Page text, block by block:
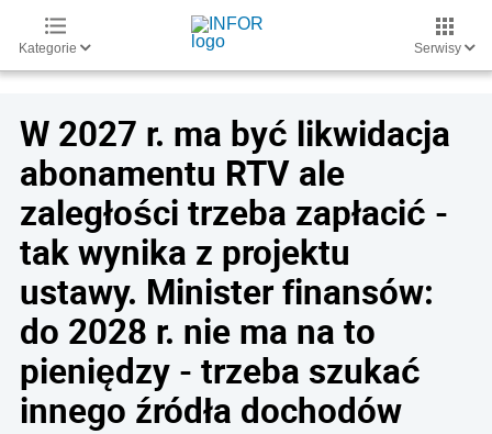
Kategorie Serwisy
W 2027 r. ma być likwidacja
abonamentu RTV ale
zaległości trzeba zapłacić -
tak wynika z projektu
ustawy. Minister finansów:
do 2028 r. nie ma na to
pieniędzy - trzeba szukać
innego źródła dochodów